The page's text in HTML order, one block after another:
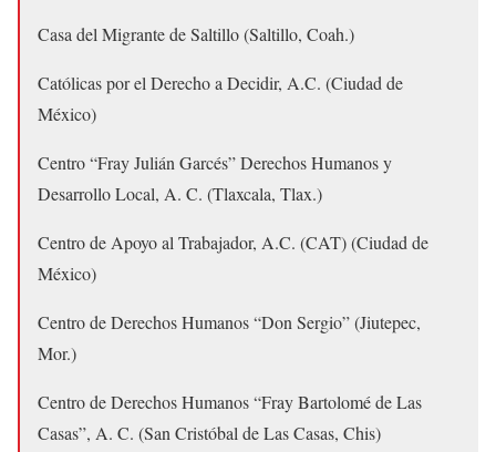
Casa del Migrante de Saltillo (Saltillo, Coah.)
Católicas por el Derecho a Decidir, A.C. (Ciudad de
México)
Centro “Fray Julián Garcés” Derechos Humanos y
Desarrollo Local, A. C. (Tlaxcala, Tlax.)
Centro de Apoyo al Trabajador, A.C. (CAT) (Ciudad de
México)
Centro de Derechos Humanos “Don Sergio” (Jiutepec,
Mor.)
Centro de Derechos Humanos “Fray Bartolomé de Las
Casas”, A. C. (San Cristóbal de Las Casas, Chis)